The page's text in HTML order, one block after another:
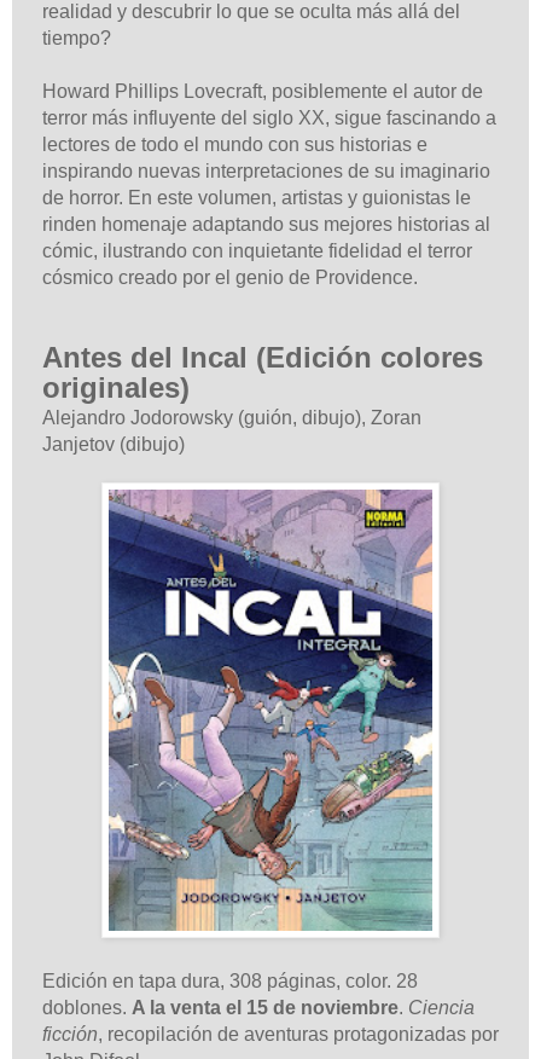
realidad y descubrir lo que se oculta más allá del
tiempo?
Howard Phillips Lovecraft, posiblemente el autor de
terror más influyente del siglo XX, sigue fascinando a
lectores de todo el mundo con sus historias e
inspirando nuevas interpretaciones de su imaginario
de horror. En este volumen, artistas y guionistas le
rinden homenaje adaptando sus mejores historias al
cómic, ilustrando con inquietante fidelidad el terror
cósmico creado por el genio de Providence.
Antes del Incal (Edición colores
originales)
Alejandro Jodorowsky (guión, dibujo), Zoran
Janjetov (dibujo)
Edición en tapa dura, 308 páginas, color. 28
doblones. A la venta el 15 de noviembre. Ciencia
ficción, recopilación de aventuras protagonizadas por